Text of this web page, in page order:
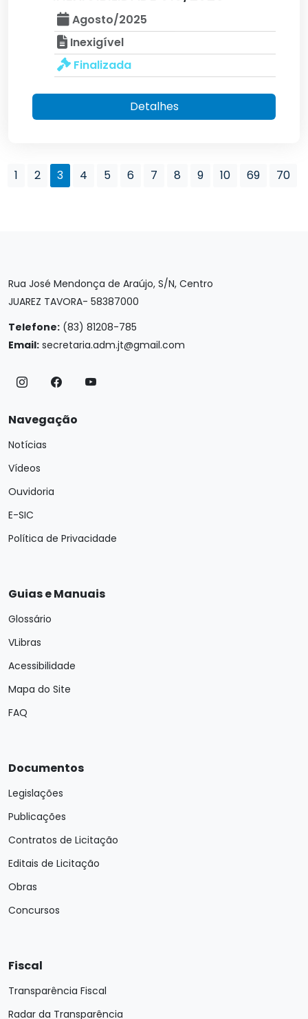
Agosto/2025
Inexigível
Finalizada
Detalhes
1 2 3 4 5 6 7 8 9 10 69 70
Rua José Mendonça de Araújo, S/N, Centro
JUAREZ TAVORA- 58387000
Telefone: (83) 81208-785
Email: secretaria.adm.jt@gmail.com
Navegação
Notícias
Vídeos
Ouvidoria
E-SIC
Política de Privacidade
Guias e Manuais
Glossário
VLibras
Acessibilidade
Mapa do Site
FAQ
Documentos
Legislações
Publicações
Contratos de Licitação
Editais de Licitação
Obras
Concursos
Fiscal
Transparência Fiscal
Radar da Transparência